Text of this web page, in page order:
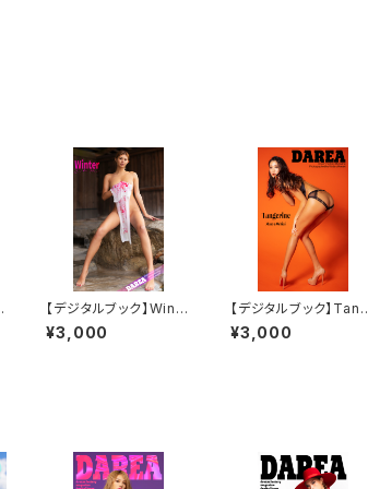
【デジタルブック】Winte
r DAREA Dream Fact
ory Magazine
¥3,000
【デジタルブック】Tang
erine DAREA Dream
Factory Magazine
¥3,000